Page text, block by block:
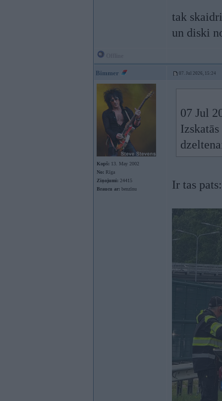
tak
un diski
Bimmer 07. Jul 2026, 15:24
Kopš: 13. May 2002
No: Rīga
Ziņojumi: 24415
Braucu ar: benzīnu
07 Jul
Ir tas pats: